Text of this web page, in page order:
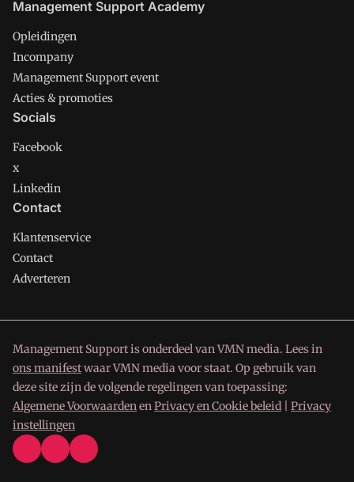
Management Support Academy
Opleidingen
Incompany
Management Support event
Acties & promoties
Socials
Facebook
x
Linkedin
Contact
Klantenservice
Contact
Adverteren
Management Support is onderdeel van VMN media. Lees in
ons manifestwaar VMN media voor staat. Op gebruik van
deze site zijn de volgende regelingen van toepassing:
Algemene VoorwaardenenPrivacy en Cookie beleid
Privacy
instellingen